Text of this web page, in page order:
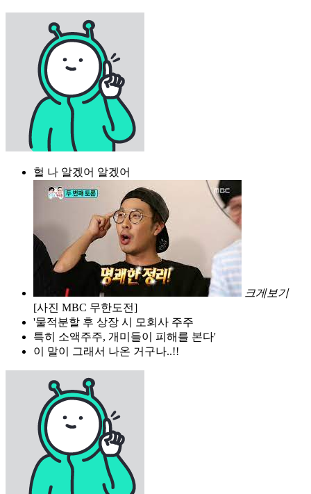
헐 나 알겠어 알겠어
크게보기
[사진 MBC 무한도전]
'물적분할 후 상장 시 모회사 주주
특히 소액주주, 개미들이 피해를 본다'
이 말이 그래서 나온 거구나..!!